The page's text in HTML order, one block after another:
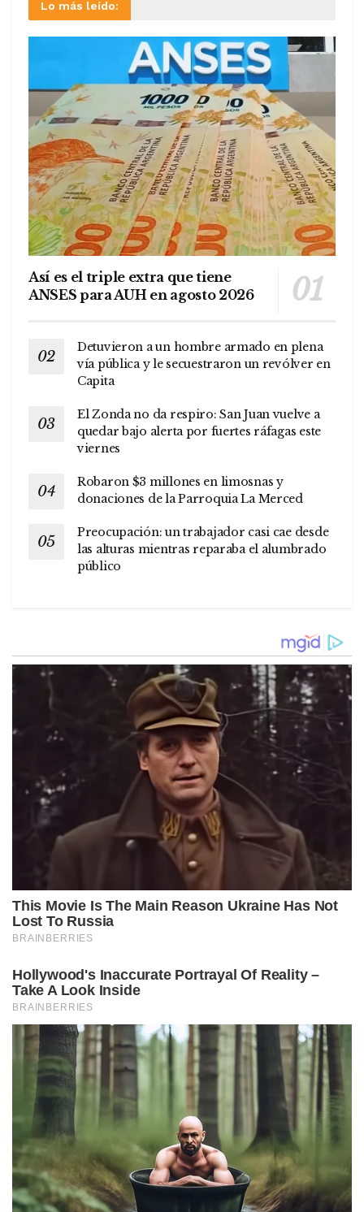
Lo más leído:
Así es el triple extra que tiene
ANSES para AUH en agosto 2026
Detuvieron a un hombre armado en plena
vía pública y le secuestraron un revólver en
Capita
El Zonda no da respiro: San Juan vuelve a
quedar bajo alerta por fuertes ráfagas este
viernes
Robaron $3 millones en limosnas y
donaciones de la Parroquia La Merced
Preocupación: un trabajador casi cae desde
las alturas mientras reparaba el alumbrado
público